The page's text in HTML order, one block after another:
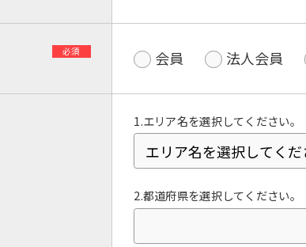
必須 会員 法人会員
1.エリア名を選択してください。
2.都道府県を選択してください。
For foreigners